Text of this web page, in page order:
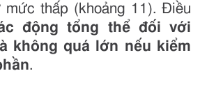
mức thấp (khoảng 11). Điều
động tổng thể đối với
không quá lớn nếu kiểm
.